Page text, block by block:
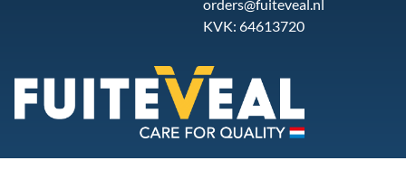
orders@fuiteveal.nl
KVK: 64613720